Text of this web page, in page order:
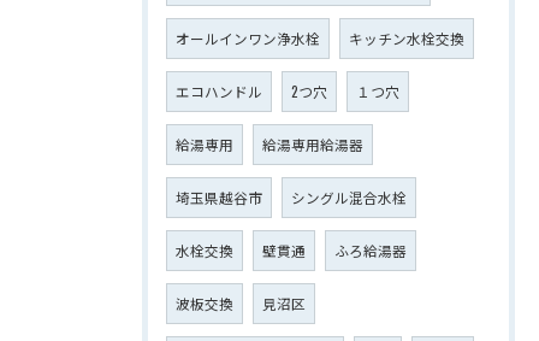
オールインワン浄水栓 キッチン水栓交換
エコハンドル 2つ穴 １つ穴
給湯専用 給湯専用給湯器
埼玉県越谷市 シングル混合水栓
水栓交換 壁貫通 ふろ給湯器
波板交換 見沼区